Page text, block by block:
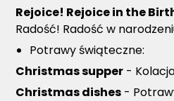
Rejoice! Rejoice in the
Radość! Radość w
Potrawy świąteczne:
Christmas supper -
Christmas dishes -